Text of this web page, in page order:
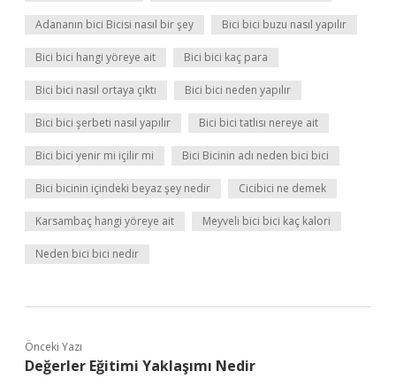
Adananın bici Bicisi nasıl bir şey Bici bici buzu nasıl yapılır
Bici bici hangi yöreye ait Bici bici kaç para
Bici bici nasıl ortaya çıktı Bici bici neden yapılır
Bici bici şerbeti nasıl yapılır Bici bici tatlısı nereye ait
Bici bici yenir mi içilir mi Bici Bicinin adı neden bici bici
Bici bicinin içindeki beyaz şey nedir Cicibici ne demek
Karsambaç hangi yöreye ait Meyveli bici bici kaç kalori
Neden bici bici nedir
Önceki Yazı
Değerler Eğitimi Yaklaşımı Nedir